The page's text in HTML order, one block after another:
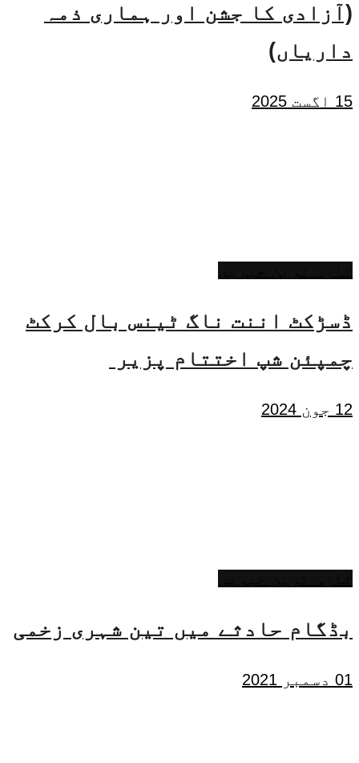
(آزادی کا جشن اور ہماری ذمہ
داریاں)
15 اگست 2025
ڈسڑکٹ اننت ناگ ٹینس بال کرکٹ
چمپئن شپ اختتام پزیر
12 جون 2024
بڈگام حادثے میں تین شہری زخمی
01 دسمبر 2021